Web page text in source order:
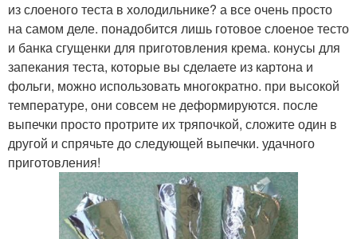
из слоеного теста в холодильнике? а все очень просто
на самом деле. понадобится лишь готовое слоеное тесто
и банка сгущенки для приготовления крема. конусы для
запекания теста, которые вы сделаете из картона и
фольги, можно использовать многократно. при высокой
температуре, они совсем не деформируются. после
выпечки просто протрите их тряпочкой, сложите один в
другой и спрячьте до следующей выпечки. удачного
приготовления!